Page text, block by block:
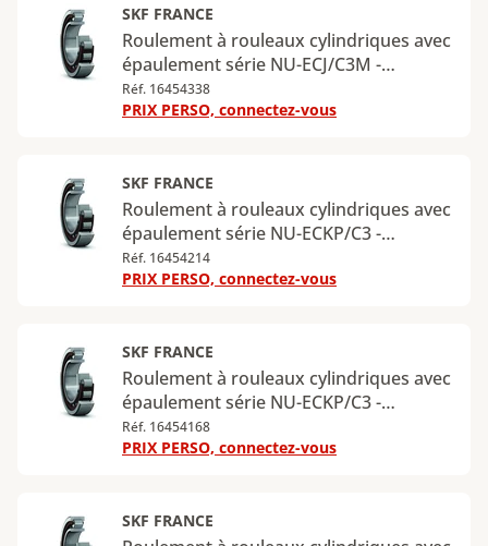
kN
SKF FRANCE
Roulement à rouleaux cylindriques avec
épaulement série NU-ECJ/C3M -
Diamètre intérieur : 25 mm - Diamètre
extérieur : 52 mm - Largeur : 15 mm -
maximale : 27 kN
Réf. 16454338
PRIX PERSO, connectez-vous
SKF FRANCE
Roulement à rouleaux cylindriques avec
épaulement série NU-ECKP/C3 -
Diamètre intérieur : 35 mm - Diamètre
extérieur : 72 mm - Largeur : 17 mm -
maximale : 48 kN
Réf. 16454214
PRIX PERSO, connectez-vous
SKF FRANCE
Roulement à rouleaux cylindriques avec
épaulement série NU-ECKP/C3 -
Diamètre intérieur : 40 mm - Diamètre
extérieur : 80 mm - Largeur : 18 mm -
maximale : 53 kN
Réf. 16454168
PRIX PERSO, connectez-vous
SKF FRANCE